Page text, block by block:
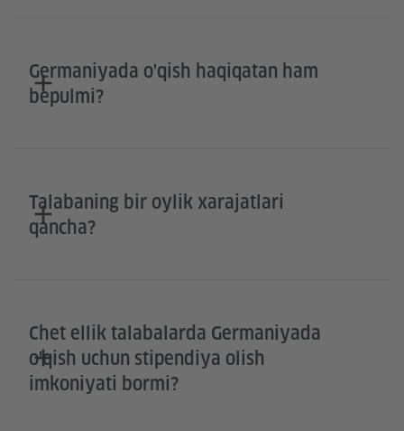
Germaniyada o'qish haqiqatan ham
bepulmi?
Talabaning bir oylik xarajatlari
qancha?
Chet ellik talabalarda Germaniyada
o'qish uchun stipendiya olish
imkoniyati bormi?